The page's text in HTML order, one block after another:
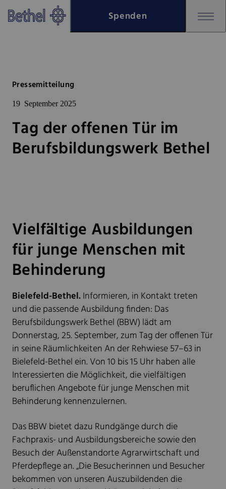
Zum Hauptinhalt springen
Zur Fußzeile springen
Spenden
Pressemitteilung
19 September 2025
Tag der offenen Tür im
Berufsbildungswerk Bethel
Vielfältige Ausbildungen
für junge Menschen mit
Behinderung
Bielefeld-Bethel.Informieren, in Kontakt treten
und die passende Ausbildung finden: Das
Berufsbildungswerk Bethel (BBW) lädt am
Donnerstag, 25. September, zum Tag der offenen Tür
in seine Räumlichkeiten An der Rehwiese 57–63 in
Bielefeld-Bethel ein. Von 10 bis 15 Uhr haben alle
Interessierten die Möglichkeit, die vielfältigen
beruflichen Angebote für junge Menschen mit
Behinderung kennenzulernen.
Das BBW bietet dazu Rundgänge durch die
Fachpraxis- und Ausbildungsbereiche sowie den
Besuch der Außenstandorte Agrarwirtschaft und
Pferdepflege an. „Die Besucherinnen und Besucher
bekommen von unseren Auszubildenden die